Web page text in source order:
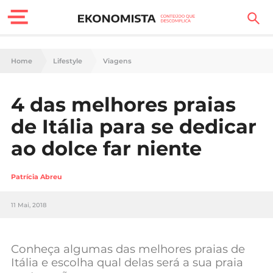
Finanças Pessoais
Carreira
Casa
Lifestyle
Sociedade
Negócios
Home Lifestyle Viagens
4 das melhores praias
de Itália para se dedicar
ao dolce far niente
Patrícia Abreu
11 Mai, 2018
Conheça algumas das melhores praias de
Itália e escolha qual delas será a sua praia